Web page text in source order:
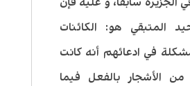
المتبقي هو: الكائنات
في ادعائهم أنه كانت
من الأشجار بالفعل فيما